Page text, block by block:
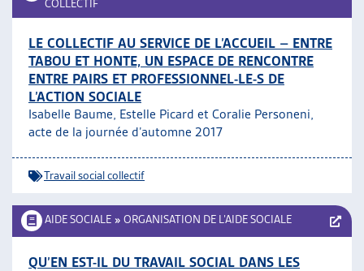
COLLECTIF
LE COLLECTIF AU SERVICE DE L’ACCUEIL – ENTRE
TABOU ET HONTE, UN ESPACE DE RENCONTRE
ENTRE PAIRS ET PROFESSIONNEL-LE-S DE
L’ACTION SOCIALE
Isabelle Baume, Estelle Picard et Coralie Personeni,
acte de la journée d’automne 2017
Travail social collectif
AIDE SOCIALE » ORGANISATION DE L’AIDE SOCIALE
QU’EN EST-IL DU TRAVAIL SOCIAL DANS LES